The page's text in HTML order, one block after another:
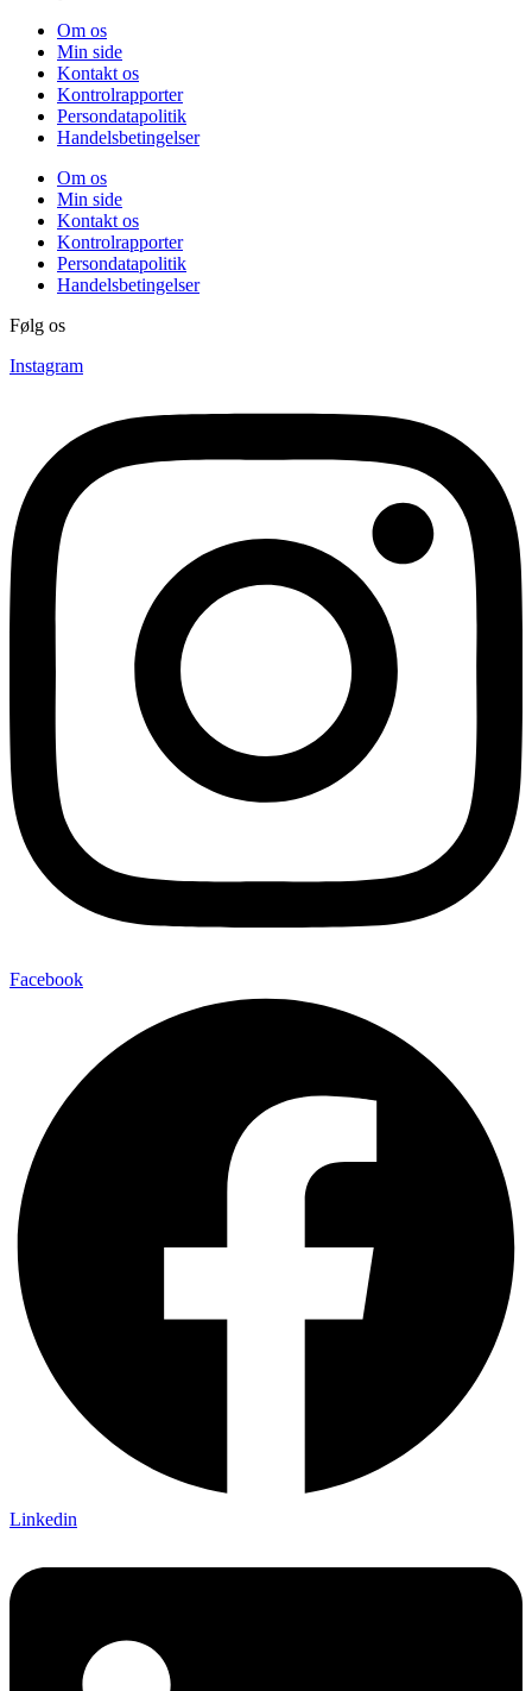
Om os
Min side
Kontakt os
Kontrolrapporter
Persondatapolitik
Handelsbetingelser
Om os
Min side
Kontakt os
Kontrolrapporter
Persondatapolitik
Handelsbetingelser
Følg os
Instagram
Facebook
Linkedin